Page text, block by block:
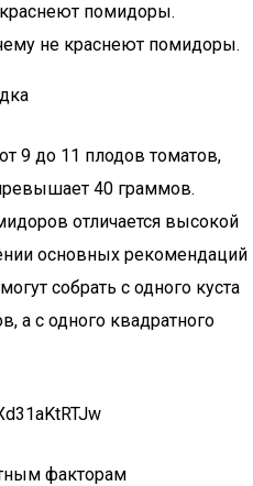
помидоры.
не краснеют помидоры.
9 до 11 плодов томатов,
40 граммов.
отличается высокой
основных рекомендаций
собрать с одного куста
а с одного квадратного
факторам